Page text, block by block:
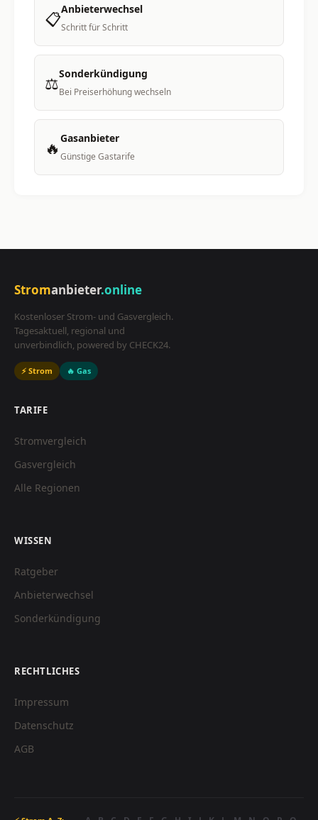
📋Anbieterwechsel
Schritt für Schritt
⚖️Sonderkündigung
Bei Preiserhöhung wechseln
🔥 Gasanbieter
Günstige Gastarife
Stromanbieter.online
Kostenloser Strom- und Gasvergleich.
Tagesaktuell, regional und
unverbindlich, powered by CHECK24.
⚡ Strom 🔥 Gas
TARIFE
Stromvergleich
Gasvergleich
Alle Regionen
WISSEN
Ratgeber
Anbieterwechsel
Sonderkündigung
RECHTLICHES
Impressum
Datenschutz
AGB